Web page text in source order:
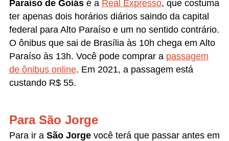
Paraíso de Goiásé a Real Expresso, que costuma
ter apenas dois horários diários saindo da capital
federal para Alto Paraíso e um no sentido contrário.
O ônibus que sai de Brasília às 10h chega em Alto
Paraíso às 13h. Você pode comprar a passagem
de ônibus online. Em 2021, a passagem está
custando R$ 55.
Para São Jorge
Para ir a São Jorgevocê terá que passar antes em